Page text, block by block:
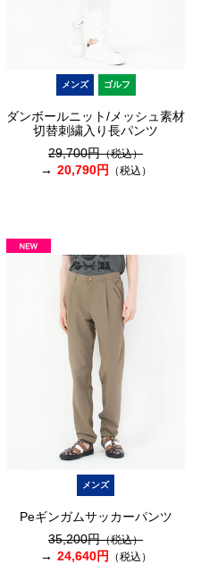
メンズ ゴルフ
ダンボールニット/メッシュ素材
切替刺繍入り長パンツ
29,700円（税込）
20,790円 （税込）
メンズ
Peギンガムサッカーパンツ
35,200円（税込）
24,640円 （税込）